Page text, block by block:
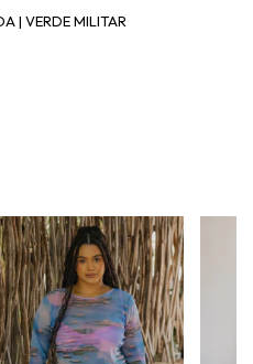
| VERDE MILITAR